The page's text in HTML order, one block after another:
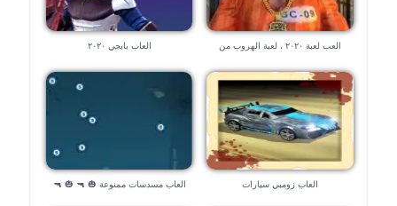
العب لعبة ٢٠٢٠ ، لعبة الهروب من
العاب بابجي ٢٠٢٠
العاب زومبي سيارات العاب مسدسات ممنوعة 🎃 🔫 🎃 🔫